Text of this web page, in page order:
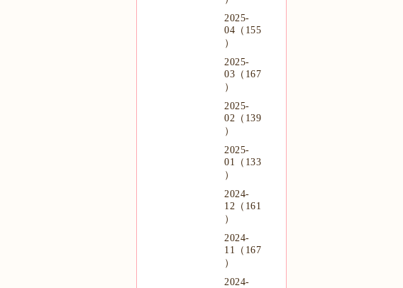
2025-
04（155
）
2025-
03（167
）
2025-
02（139
）
2025-
01（133
）
2024-
12（161
）
2024-
11（167
）
2024-